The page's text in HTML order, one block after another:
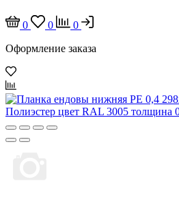
0 0
0
Оформление заказа